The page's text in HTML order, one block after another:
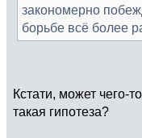
закономерно
борьбе всё более
Кстати, может чего-
такая гипотеза?